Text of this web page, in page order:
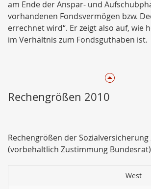
am Ende der Anspar- und
vorhandenen Fondsvermögen bzw.
errechnet wird“. Er zeigt also auf, wie
im Verhältnis zum Fondsguthaben ist.
Rechengrößen 2010
Rechengrößen der Sozialversicherung
(vorbehaltlich Zustimmung
West